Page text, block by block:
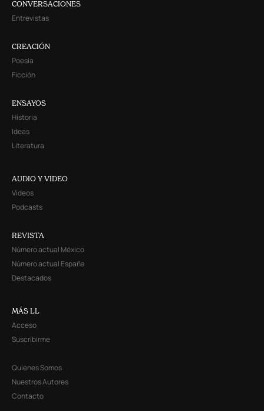
CONVERSACIONES
Entrevistas
CREACIÓN
Poesía
Ficción
ENSAYOS
Historia
Ideas
Literatura
AUDIO Y VIDEO
Videos
Podcasts
REVISTA
Número actual México
Número actual España
Destacados
MÁS LL
Acceso
Suscribirme
Quienes Somos
Nuestros Autores
Contacto